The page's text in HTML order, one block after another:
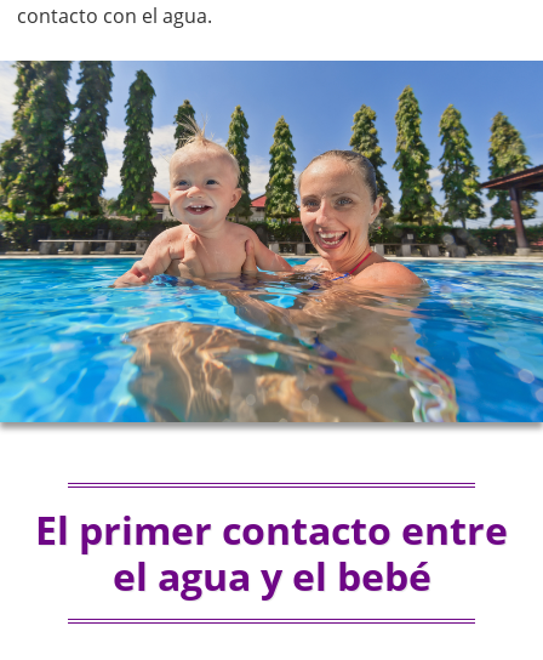
contacto con el agua.
El primer contacto entre
el agua y el bebé